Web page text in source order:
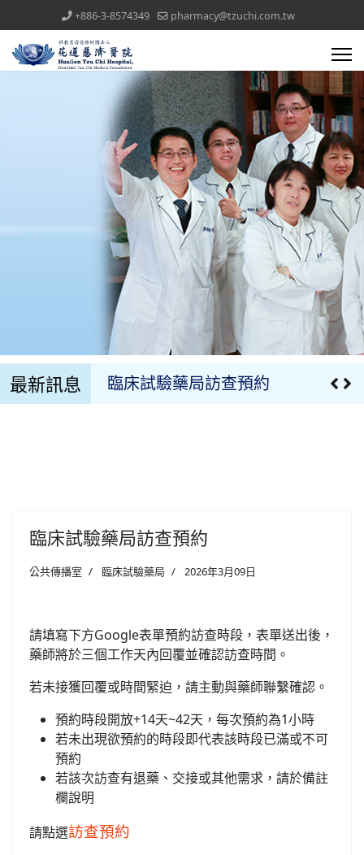
+886-3-8574349 pharmacy@tzuchi.com.tw
最新訊息
醫療團隊(all)文章對應模組
藥委會公告
臨床試驗藥局訪查預約
最新公告
最新消息
慈濟藥訊
藥品異動
榮譽榜
醫療團隊(all)文章對應模組
藥委會公告
臨床試驗藥局訪查預約
公共傳播室 臨床試驗藥局 2026年3月09日
請填寫下方Google表單預約訪查時段，表單送出後，
藥師將於三個工作天內回覆並確認訪查時間。
若未接獲回覆或時間緊迫，請主動與藥師聯繫確認。
預約時段開放+14天~42天，每次預約為1小時
若未出現欲預約的時段即代表該時段已滿或不可
預約
若該次訪查有退藥、交接或其他需求，請於備註
欄說明
請點選訪查預約